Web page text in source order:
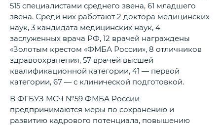
515 специалистами среднего звена, 61 младшего
звена. Среди них работают 2 доктора медицинских
наук, 3 кандидата медицинских наук, 4
заслуженных врача РФ, 12 врачей награждены
«Золотым крестом «ФМБА России», 8 отличников
здравоохранения, 57 врачей высшей
квалификационной категории, 41 — первой
категории, 67 — с клинической подготовкой.
В ФГБУЗ МСЧ №59 ФМБА России
предпринимаются меры по сохранению и
развитию кадрового потенциала, повышению